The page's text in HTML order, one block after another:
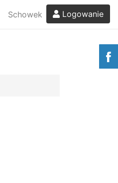
Schowek Logowanie